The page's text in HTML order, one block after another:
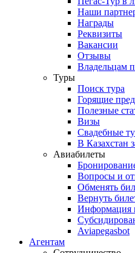
Наши
Награды
Реквизиты
Вакансии
Отзывы
Владельцам
Туры
Поиск тура
Горящие
Полезные
Визы
Свадебные
В Казахстан
Авиабилеты
Вопросы и
Обменять
Вернуть
Информация
Aviapegasbot
Агентам